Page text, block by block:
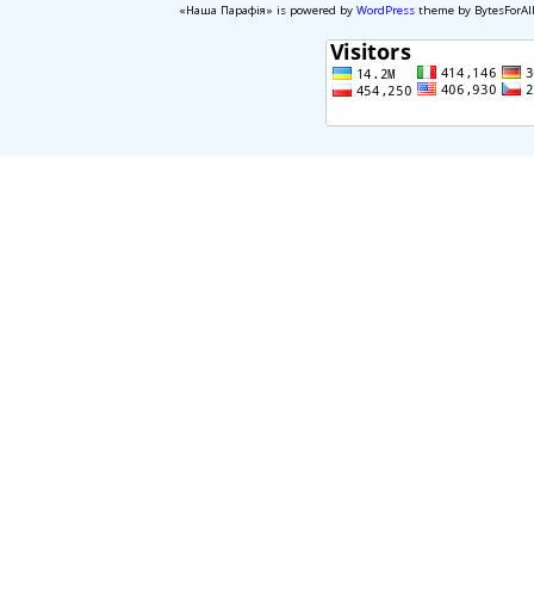
«Наша Парафія» is powered by WordPresstheme by